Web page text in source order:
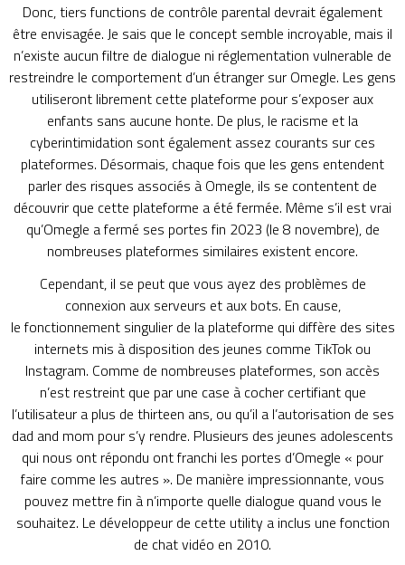
Donc, tiers functions de contrôle parental devrait également
être envisagée. Je sais que le concept semble incroyable, mais il
n’existe aucun filtre de dialogue ni réglementation vulnerable de
restreindre le comportement d’un étranger sur Omegle. Les gens
utiliseront librement cette plateforme pour s’exposer aux
enfants sans aucune honte. De plus, le racisme et la
cyberintimidation sont également assez courants sur ces
plateformes. Désormais, chaque fois que les gens entendent
parler des risques associés à Omegle, ils se contentent de
découvrir que cette plateforme a été fermée. Même s’il est vrai
qu’Omegle a fermé ses portes fin 2023 (le 8 novembre), de
nombreuses plateformes similaires existent encore.
Cependant, il se peut que vous ayez des problèmes de
connexion aux serveurs et aux bots. En cause,
le fonctionnement singulier de la plateforme qui diffère des sites
internets mis à disposition des jeunes comme TikTok ou
Instagram. Comme de nombreuses plateformes, son accès
n’est restreint que par une case à cocher certifiant que
l’utilisateur a plus de thirteen ans, ou qu’il a l’autorisation de ses
dad and mom pour s’y rendre. Plusieurs des jeunes adolescents
qui nous ont répondu ont franchi les portes d’Omegle « pour
faire comme les autres ». De manière impressionnante, vous
pouvez mettre fin à n’importe quelle dialogue quand vous le
souhaitez. Le développeur de cette utility a inclus une fonction
de chat vidéo en 2010.